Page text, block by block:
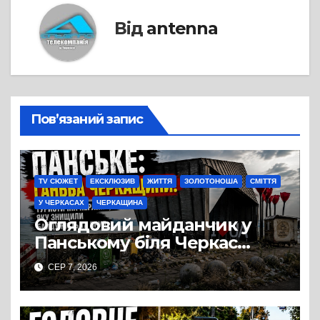
Від antenna
Пов’язаний запис
TV СЮЖЕТ ЕКСКЛЮЗИВ ЖИТТЯ ЗОЛОТОНОША СМІТТЯ
У ЧЕРКАСАХ ЧЕРКАЩИНА
Оглядовий майданчик у
Панському біля Черкас
перетворився на занедбане
сміттєзвалище
СЕР 7, 2026